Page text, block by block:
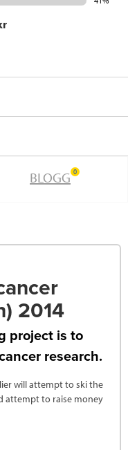
BLOGG 0
2014
project is to
research.
will attempt to ski the
attempt to raise money